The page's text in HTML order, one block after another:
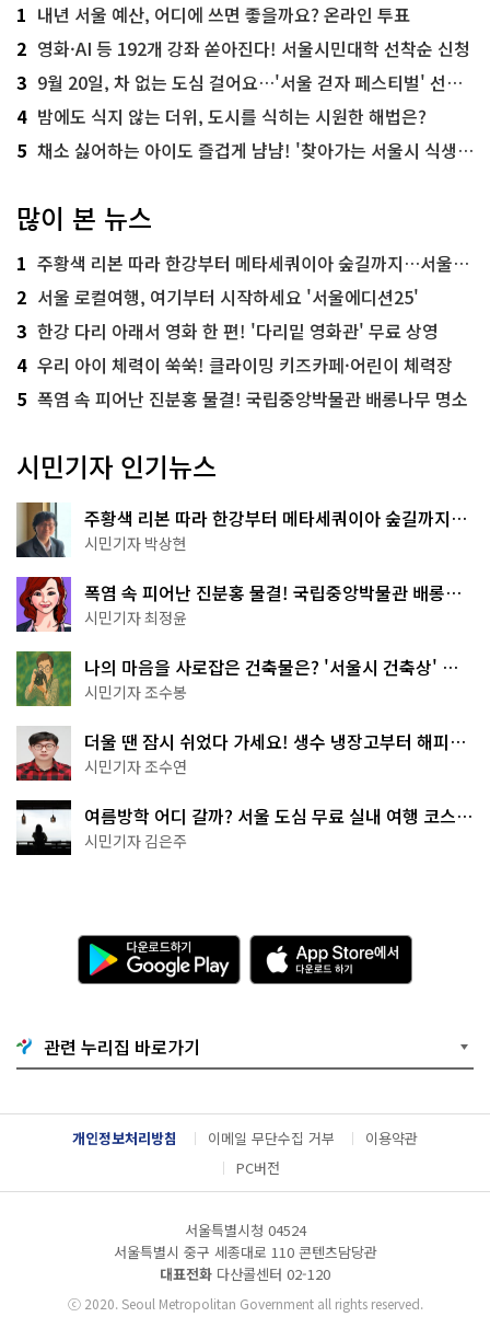
1 내년 서울 예산, 어디에 쓰면 좋을까요? 온라인 투표
2 영화·AI 등 192개 강좌 쏟아진다! 서울시민대학 선착순 신청
3 9월 20일, 차 없는 도심 걸어요…'서울 걷자 페스티벌' 선착순 5천명
4 밤에도 식지 않는 더위, 도시를 식히는 시원한 해법은?
5 채소 싫어하는 아이도 즐겁게 냠냠! '찾아가는 서울시 식생활 교육' 현장
많이 본 뉴스
1 주황색 리본 따라 한강부터 메타세쿼이아 숲길까지…서울둘레길 15코스
2 서울 로컬여행, 여기부터 시작하세요 '서울에디션25'
3 한강 다리 아래서 영화 한 편! '다리밑 영화관' 무료 상영
4 우리 아이 체력이 쑥쑥! 클라이밍 키즈카페·어린이 체력장
5 폭염 속 피어난 진분홍 물결! 국립중앙박물관 배롱나무 명소
시민기자 인기뉴스
주황색 리본 따라 한강부터 메타세쿼이아 숲길까지…
서울둘레길 15코스
시민기자 박상현
폭염 속 피어난 진분홍 물결! 국립중앙박물관 배롱나
무 명소
시민기자 최정윤
나의 마음을 사로잡은 건축물은? '서울시 건축상' 수
상작 공개!
시민기자 조수봉
더울 땐 잠시 쉬었다 가세요! 생수 냉장고부터 해피소
·무더위쉼터까지
시민기자 조수연
여름방학 어디 갈까? 서울 도심 무료 실내 여행 코스
추천
시민기자 김은주
다
운
로
기
G
o
g
l
e
l
A
p
p
e
서
다
운
드
관련 누리집 바로가기
개인정보처리방침 이메일 무단수집 거부
이용약관
PC버전
서울특별시청 04524
서울특별시 중구 세종대로 110 콘텐츠담당관
대표전화 다산콜센터 02-120
ⓒ2020. Seoul Metropolitan Government all rights reserved.